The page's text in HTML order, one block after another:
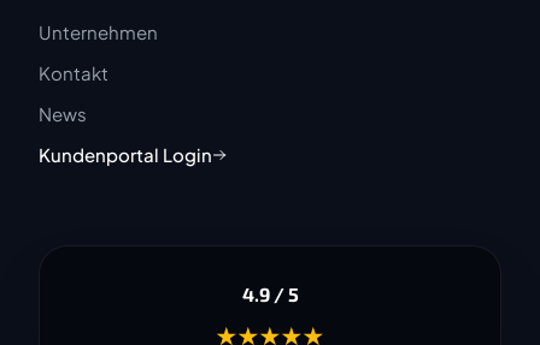
Unternehmen
Kontakt
News
Kundenportal Login
4.9 / 5
★★★★★